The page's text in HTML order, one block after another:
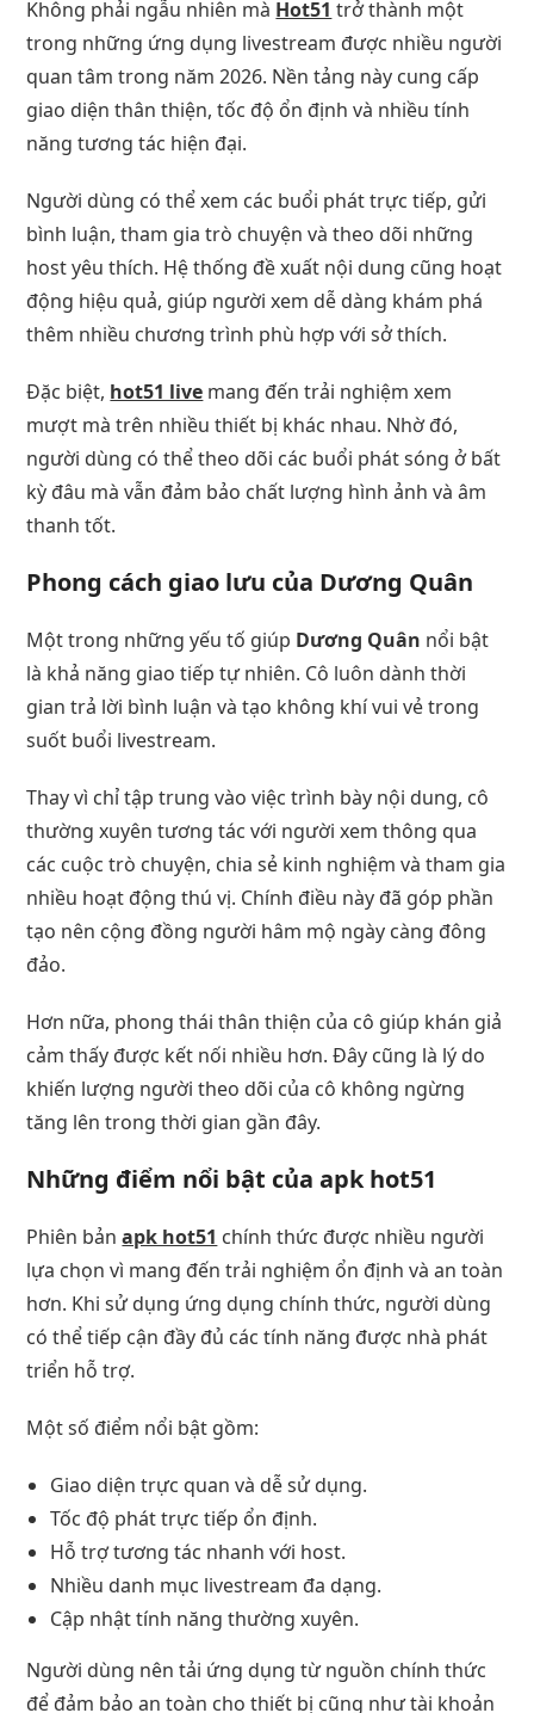
Không phải ngẫu nhiên mà Hot51 trở thành một
trong những ứng dụng livestream được nhiều người
quan tâm trong năm 2026. Nền tảng này cung cấp
giao diện thân thiện, tốc độ ổn định và nhiều tính
năng tương tác hiện đại.
Người dùng có thể xem các buổi phát trực tiếp, gửi
bình luận, tham gia trò chuyện và theo dõi những
host yêu thích. Hệ thống đề xuất nội dung cũng hoạt
động hiệu quả, giúp người xem dễ dàng khám phá
thêm nhiều chương trình phù hợp với sở thích.
Đặc biệt, hot51 live mang đến trải nghiệm xem
mượt mà trên nhiều thiết bị khác nhau. Nhờ đó,
người dùng có thể theo dõi các buổi phát sóng ở bất
kỳ đâu mà vẫn đảm bảo chất lượng hình ảnh và âm
thanh tốt.
Phong cách giao lưu của Dương Quân
Một trong những yếu tố giúp Dương Quân nổi bật
là khả năng giao tiếp tự nhiên. Cô luôn dành thời
gian trả lời bình luận và tạo không khí vui vẻ trong
suốt buổi livestream.
Thay vì chỉ tập trung vào việc trình bày nội dung, cô
thường xuyên tương tác với người xem thông qua
các cuộc trò chuyện, chia sẻ kinh nghiệm và tham gia
nhiều hoạt động thú vị. Chính điều này đã góp phần
tạo nên cộng đồng người hâm mộ ngày càng đông
đảo.
Hơn nữa, phong thái thân thiện của cô giúp khán giả
cảm thấy được kết nối nhiều hơn. Đây cũng là lý do
khiến lượng người theo dõi của cô không ngừng
tăng lên trong thời gian gần đây.
Những điểm nổi bật củaapk hot51
Phiên bảnapk hot51 chính thức được nhiều người
lựa chọn vì mang đến trải nghiệm ổn định và an toàn
hơn. Khi sử dụng ứng dụng chính thức, người dùng
có thể tiếp cận đầy đủ các tính năng được nhà phát
triển hỗ trợ.
Một số điểm nổi bật gồm:
Giao diện trực quan và dễ sử dụng.
Tốc độ phát trực tiếp ổn định.
Hỗ trợ tương tác nhanh với host.
Nhiều danh mục livestream đa dạng.
Cập nhật tính năng thường xuyên.
Người dùng nên tải ứng dụng từ nguồn chính thức
để đảm bảo an toàn cho thiết bị cũng như tài khoản